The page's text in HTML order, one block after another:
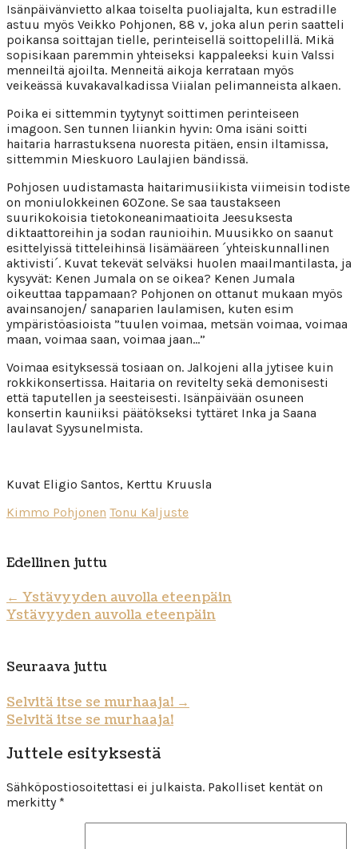
Isänpäivänvietto alkaa toiselta puoliajalta, kun estradille
astuu myös Veikko Pohjonen, 88 v, joka alun perin saatteli
poikansa soittajan tielle, perinteisellä soittopelillä. Mikä
sopisikaan paremmin yhteiseksi kappaleeksi kuin Valssi
menneiltä ajoilta. Menneitä aikoja kerrataan myös
veikeässä kuvakavalkadissa Viialan pelimanneista alkaen.
Poika ei sittemmin tyytynyt soittimen perinteiseen
imagoon. Sen tunnen liiankin hyvin: Oma isäni soitti
haitaria harrastuksena nuoresta pitäen, ensin iltamissa,
sittemmin Mieskuoro Laulajien bändissä.
Pohjosen uudistamasta haitarimusiikista viimeisin todiste
on moniulokkeinen 60Zone. Se saa taustakseen
suurikokoisia tietokoneanimaatioita Jeesuksesta
diktaattoreihin ja sodan raunioihin. Muusikko on saanut
esittelyissä titteleihinsä lisämääreen ´yhteiskunnallinen
aktivisti´. Kuvat tekevät selväksi huolen maailmantilasta, ja
kysyvät: Kenen Jumala on se oikea? Kenen Jumala
oikeuttaa tappamaan? Pohjonen on ottanut mukaan myös
avainsanojen/ sanaparien laulamisen, kuten esim
ympäristöasioista ”tuulen voimaa, metsän voimaa, voimaa
maan, voimaa saan, voimaa jaan…”
Voimaa esityksessä tosiaan on. Jalkojeni alla jytisee kuin
rokkikonsertissa. Haitaria on revitelty sekä demonisesti
että taputellen ja seesteisesti. Isänpäivään osuneen
konsertin kauniiksi päätökseksi tyttäret Inka ja Saana
laulavat Syysunelmista.
Kuvat Eligio Santos, Kerttu Kruusla
Kimmo Pohjonen Tonu Kaljuste
Edellinen juttu
← Ystävyyden auvolla eteenpäin
Ystävyyden auvolla eteenpäin
Seuraava juttu
Selvitä itse se murhaaja! →
Selvitä itse se murhaaja!
Juttele esityksestä
Sähköpostiosoitettasi ei julkaista. Pakolliset kentät on
merkitty *